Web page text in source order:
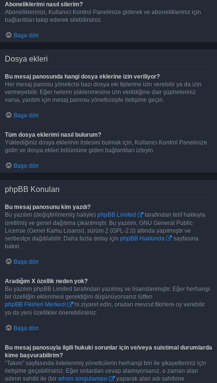
Aboneliklerimi nasıl silerim?
Aboneliklerinizi, Kullanıcı Kontrol Panelinize giderek ve abonelikleriniz için
bağlantıları takip ederek silebilirsiniz.
Başa dön
Dosya ekleri
Bu mesaj panosunda hangi dosya eklerine izin veriliyor?
Her mesaj panosu yöneticisi bazı dosya eki tiplerine izin verebilir ya da izin
vermeyebilir. Eğer nelerin yüklenmesine izin verildiğine dair şüpheleriniz
varsa, yardım için mesaj panosu yöneticisiyle iletişime geçin.
Başa dön
Tüm dosya eklerimi nasıl bulurum?
Yüklediğiniz dosya eklerinin listesini bulmak için, Kullanıcı Kontrol Panelinize
gidin ve dosya ekleri bölümüne giden bağlantıları izleyin.
Başa dön
phpBB Konuları
Bu mesaj panosunu kim yazdı?
Bu yazılım (değiştirilmemiş haliyle) phpBB Limited
tarafından telif hakkıyla
üretilmiş ve genel dağıtıma çıkarılmıştır. Bu yazılım, GNU General Public
License (Genel Kamu Lisansı), sürüm 2 (GPL-2.0) altında yapılmıştır ve
serbestçe dağıtılabilir. Daha fazla detay için phpBB Hakkında
sayfasına
bakın.
Başa dön
Aradığım X özellik neden yok?
Bu yazılım phpBB Limited tarafından yazılmış ve lisanslanmıştır. Eğer herhangi
bir özelliğin eklenmesi gerektiğini düşünüyorsanız lütfen
phpBB Fikirleri Merkezi
’ni ziyaret edin, oradan mevcut fikirlere oy verebilir
ya da yeni özellikler önerebilirsiniz.
Başa dön
Bu mesaj panosuyla ilgili hukuki sorunlar için ve/veya suistimal durumlarda
kime başvurabilirim?
“Takım” sayfasında listelenmiş yöneticilerin herhangi biri ile şikayetleriniz için
iletişime geçebilirsiniz. Eğer onlardan cevap alamıyorsanız, o zaman alan
adının sahibi ile (bir whois sorgulaması
yaparak alan adı sahibine